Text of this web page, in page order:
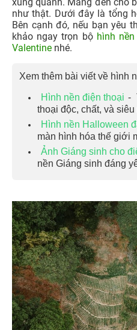
như thật. Dưới đây là tổng
Bên cạnh đó, nếu bạn yêu
khảo ngay trọn bộ hình
Valentine nhé.
Xem thêm bài viết về hình
Hình nền điện thoại -
thoại độc, chất, và siêu
Hình nền Halloween
màn hình hóa thế giới
Ảnh Giáng sinh cho
nền Giáng sinh đáng